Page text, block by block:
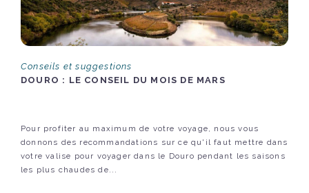
Conseils et suggestions
DOURO : LE CONSEIL DU MOIS DE MARS
Pour profiter au maximum de votre voyage, nous vous
donnons des recommandations sur ce qu'il faut mettre dans
votre valise pour voyager dans le Douro pendant les saisons
les plus chaudes de...